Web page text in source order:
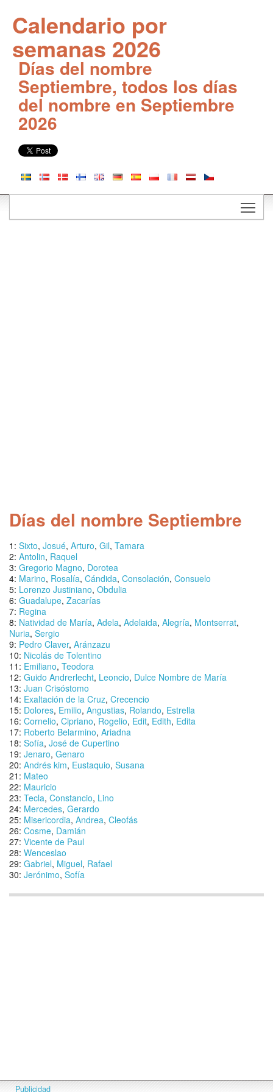
Calendario por
semanas 2026
Días del nombre
Septiembre, todos los días
del nombre en Septiembre
2026
Días del nombre Septiembre
1: Sixto, Josué, Arturo, Gil, Tamara
2: Antolin, Raquel
3: Gregorio Magno, Dorotea
4: Marino, Rosalía, Cándida, Consolación, Consuelo
5: Lorenzo Justiniano, Obdulia
6: Guadalupe, Zacarías
7: Regina
8: Natividad de María, Adela, Adelaida, Alegría, Montserrat,
Nuria, Sergio
9: Pedro Claver, Aránzazu
10: Nicolás de Tolentino
11: Emiliano, Teodora
12: Guido Andrerlecht, Leoncio, Dulce Nombre de María
13: Juan Crisóstomo
14: Exaltación de la Cruz, Crecencio
15: Dolores, Emilio, Angustias, Rolando, Estrella
16: Cornelio, Cipriano, Rogelio, Edit, Edith, Edita
17: Roberto Belarmino, Ariadna
18: Sofía, José de Cupertino
19: Jenaro, Genaro
20: Andrés kim, Eustaquio, Susana
21: Mateo
22: Mauricio
23: Tecla, Constancio, Lino
24: Mercedes, Gerardo
25: Misericordia, Andrea, Cleofás
26: Cosme, Damián
27: Vicente de Paul
28: Wenceslao
29: Gabriel, Miguel, Rafael
30: Jerónimo, Sofía
Publicidad